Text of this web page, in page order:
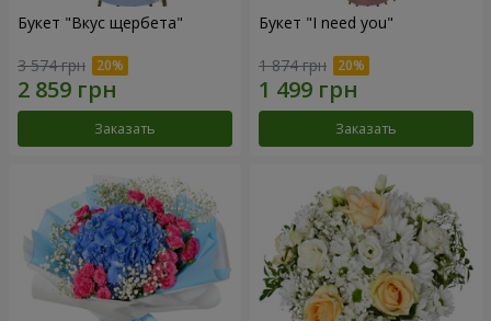
Букет "Вкус щербета"
3 574 грн
Заказать
Букет "I need you"
1 874 грн
Заказать